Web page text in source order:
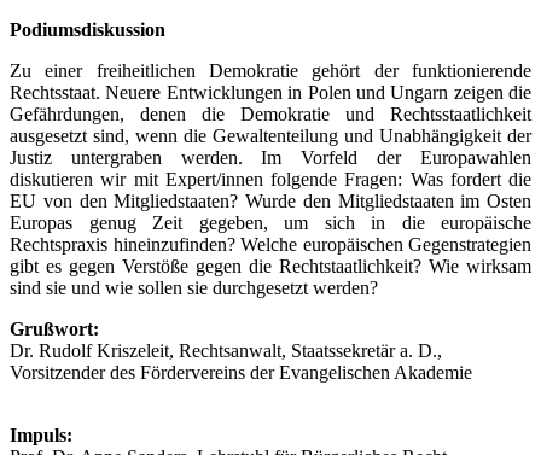
Podiumsdiskussion
Zu einer freiheitlichen Demokratie gehört der funktionierende
Rechtsstaat. Neuere Entwicklungen in Polen und Ungarn zeigen die
Gefährdungen, denen die Demokratie und Rechtsstaatlichkeit
ausgesetzt sind, wenn die Gewaltenteilung und Unabhängigkeit der
Justiz untergraben werden. Im Vorfeld der Europawahlen
diskutieren wir mit Expert/innen folgende Fragen: Was fordert die
EU von den Mitgliedstaaten? Wurde den Mitgliedstaaten im Osten
Europas genug Zeit gegeben, um sich in die europäische
Rechtspraxis hineinzufinden? Welche europäischen Gegenstrategien
gibt es gegen Verstöße gegen die Rechtstaatlichkeit? Wie wirksam
sind sie und wie sollen sie durchgesetzt werden?
Grußwort:
Dr. Rudolf Kriszeleit, Rechtsanwalt, Staatssekretär a. D.,
Vorsitzender des Fördervereins der Evangelischen Akademie
Impuls: